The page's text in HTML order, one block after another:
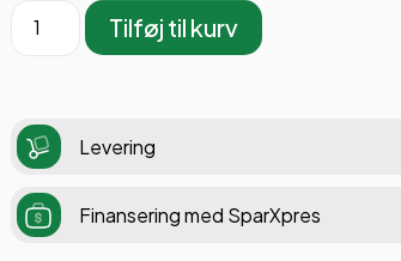
Tilføj til kurv
Levering
Finansering med SparXpres